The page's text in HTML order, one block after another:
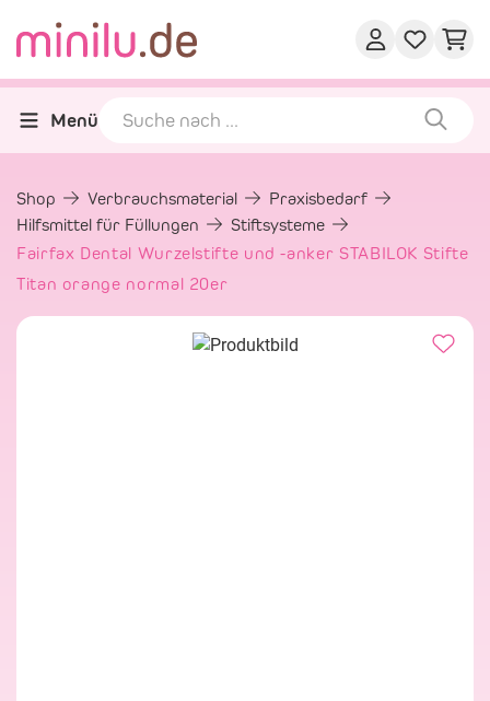
Menü
Shop Verbrauchsmaterial
Praxisbedarf
Hilfsmittel für Füllungen
Stiftsysteme
Fairfax Dental Wurzelstifte und -anker STABILOK Stifte
Titan orange normal 20er